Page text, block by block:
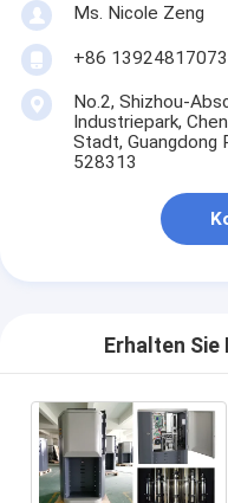
Ms. Nicole Zeng
+86 13924817073
No.2, Shizhou-
Industriepark,
Stadt, Guangdong
528313
Erhalten Sie